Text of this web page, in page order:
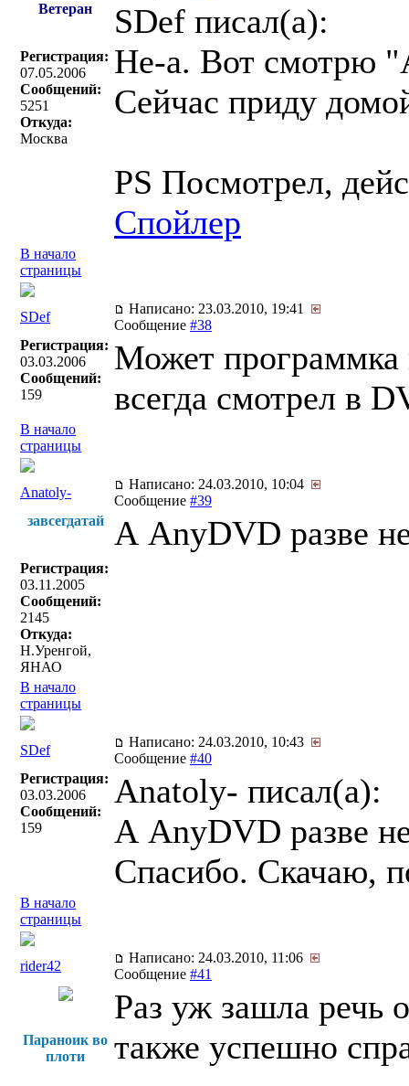
Ветеран
Регистрация:
07.05.2006
Сообщений:
5251
Откуда:
Москва
SDef писал(a):
Не-а. Вот смотрю
Сейчас приду
PS Посмотрел,
Спойлер
В начало
страницы
SDef
Написано: 23.03.2010, 19:41
Сообщение #38
Регистрация:
03.03.2006
Сообщений:
159
Может программка
всегда смотрел в
В начало
страницы
Anatoly-
Написано: 24.03.2010, 10:04
Сообщение #39
завсегдатай
Регистрация:
03.11.2005
Сообщений:
2145
Откуда:
Н.Уренгой,
ЯНАО
А AnyDVD разве
В начало
страницы
SDef
Написано: 24.03.2010, 10:43
Сообщение #40
Регистрация:
03.03.2006
Сообщений:
159
Anatoly- писал(a):
А AnyDVD разве
Спасибо. Скачаю,
В начало
страницы
rider42
Написано: 24.03.2010, 11:06
Сообщение #41
Параноик во
плоти
Раз уж зашла речь
также успешно